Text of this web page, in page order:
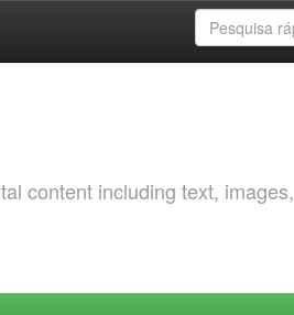
content including text, images,